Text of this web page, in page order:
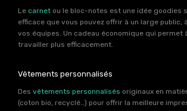
Le carnet ou le bloc-notes est une idée goodies
efficace que vous pouvez offrir à un large public,
vos équipes. Un cadeau économique qui permet
travailler plus efficacement.
Vêtements personnalisés
Des vêtements personnalisés originaux en
(coton bio, recyclé…) pour offrir la meilleure